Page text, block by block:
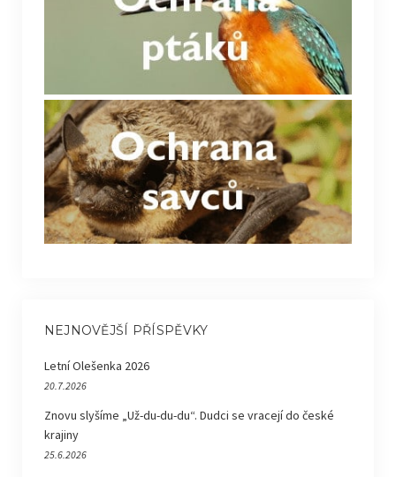
NEJNOVĚJŠÍ PŘÍSPĚVKY
Letní Olešenka 2026
20.7.2026
Znovu slyšíme „Už-du-du-du“. Dudci se vracejí do české
krajiny
25.6.2026